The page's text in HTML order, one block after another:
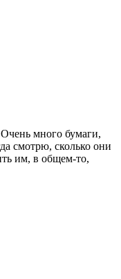
много бумаги,
смотрю, сколько они
им, в общем-то,